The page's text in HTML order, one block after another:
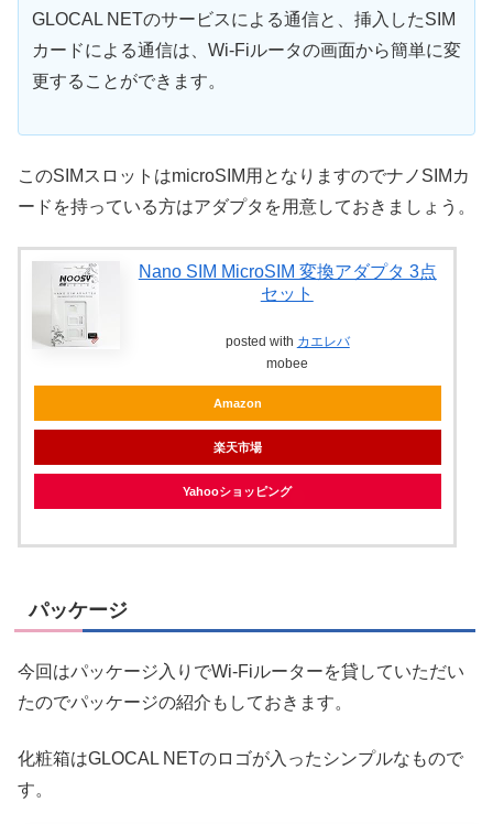
GLOCAL NETのサービスによる通信と、挿入したSIM
カードによる通信は、Wi-Fiルータの画面から簡単に変
更することができます。
このSIMスロットはmicroSIM用となりますのでナノSIMカ
ードを持っている方はアダプタを用意しておきましょう。
Nano SIM MicroSIM 変換アダプタ 3点
セット
posted with カエレバ
mobee
Amazon
楽天市場
Yahooショッピング
パッケージ
今回はパッケージ入りでWi-Fiルーターを貸していただい
たのでパッケージの紹介もしておきます。
化粧箱はGLOCAL NETのロゴが入ったシンプルなもので
す。